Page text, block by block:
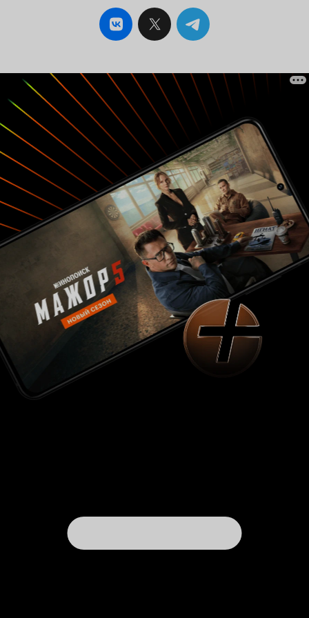
историки конечно могут не согласиться.
Атмосфера страны погрязшей в войнах
феодалов передана, по моему мнению,
истории получают качественное развитие.
Второстепенные герои, в принципе, тоже, как
минимум для выполнения своей роли в сюжете.
И, чтобы не писать отдельным абзацем, тут же
скажу, что музыка довольно хороша. Особенно
мне понравилась вступительная заставка
первой половины сериала. Тут вы можете
подумать, что всё просто великолепно. Нет.
Совсем не так. Тут же и выстреливает название
обзора. Проблемы Дороро 2019 есть и они
реально могут испортить впечатления от всего
произведения. Во-первых, халтурная анимация
во второй половине. Реально, порой казалось,
будто у создателей кончился бюджет и они
начали экономить на детализации фонов и
проработке экшена. Однако к концу кое-как
всё же исправили. Однако серии 13-18 (19)
порой выглядят порой вырвиглазно. Во-
вторых, проседание повествования всё в той
же второй половине. Я не буду отмечать её в
целом как минус, так она не так и плоха, но
повествование и откровенно филлерные
новеллы портят впечатление на фоне активно
развивающейся истории. Да и, как минимум, 2
истории в сериале (одна из них аж из 2-х
эпизодов) далеко не самые интересные и
затянутые. В-третьих, крайне неоднозначная
просто сами не знали как хотят закончить. В
итоге концовка довольно сумбурна и вызывает
много вопросов. Также перечёркивает